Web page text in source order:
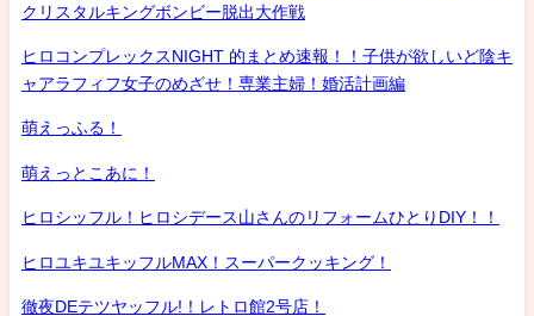
クリスタルキングボンビー脱出大作戦
ヒロコンプレックスNIGHT 的まとめ速報！！子供が欲しいど陰キ
ャアラフィフ女子のめざせ！専業主婦！婚活計画編
萌えっふる！
萌えっとこあに！
ヒロシッフル！ヒロシデース山さんのリフォームひとりDIY！！
ヒロユキユキッフルMAX！スーパークッキング！
徹夜DEテツヤッフル!！レトロ館2号店！